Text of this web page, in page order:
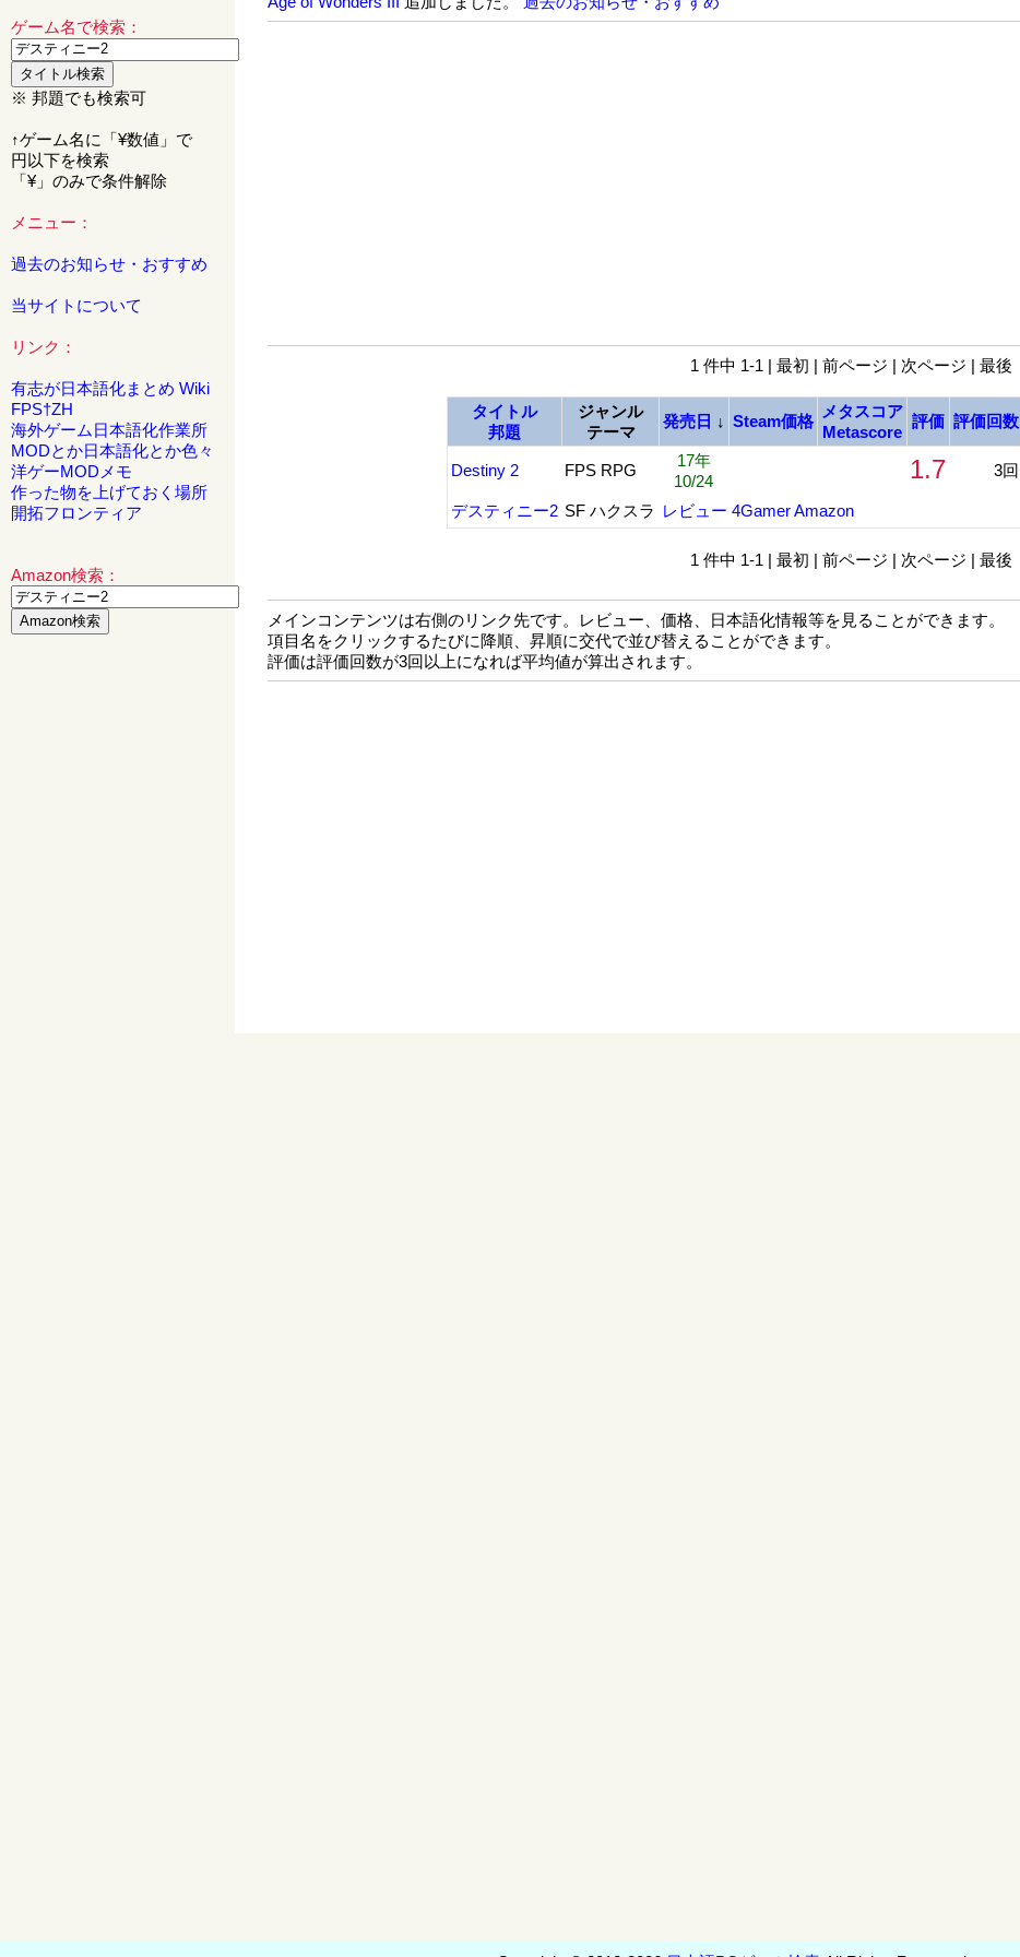
ゲーム名で検索：
※ 邦題でも検索可
↑ゲーム名に「¥数値」で
円以下を検索
「¥」のみで条件解除
メニュー：
過去のお知らせ・おすすめ
当サイトについて
リンク：
有志が日本語化まとめ Wiki
FPS†ZH
海外ゲーム日本語化作業所
MODとか日本語化とか色々
洋ゲーMODメモ
作った物を上げておく場所
開拓フロンティア
Amazon検索：
1 件中 1-1 | 最初 | 前ページ | 次ページ | 最後
タイトル
邦題
ジャンル
テーマ
発売日 ↓ Steam価格
メタスコア
Metascore
評価 評価回数
Destiny 2 FPS RPG
17年
10/24
1.7 3回
デスティニー2 SF ハクスラ レビュー 4GamerAmazon
1 件中 1-1 | 最初 | 前ページ | 次ページ | 最後
メインコンテンツは右側のリンク先です。レビュー、価格、日本語化情報等を見ることができます。
項目名をクリックするたびに降順、昇順に交代で並び替えることができます。
評価は評価回数が3回以上になれば平均値が算出されます。